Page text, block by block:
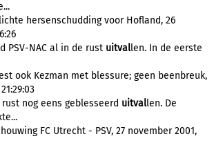
hersenschudding voor Hofland, 26
PSV-NAC al in de rust uitvallen. In de eerste
ook Kezman met blessure; geen beenbreuk,
rust nog eens geblesseerd uitvallen. De
FC Utrecht - PSV, 27 november 2001,